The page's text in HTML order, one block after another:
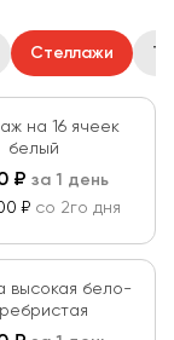
Стеллажи
на 16 ячеек
белый
₽ за 1 день
₽ со 2го дня
высокая бело-